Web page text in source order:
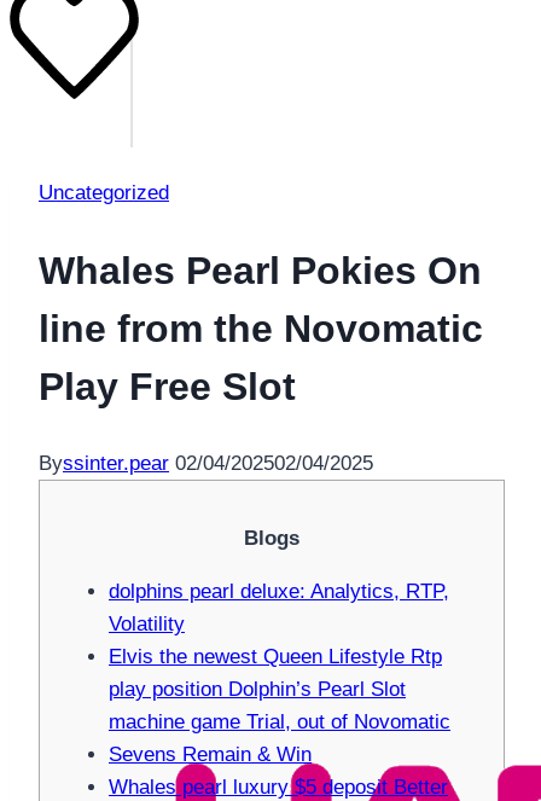
Uncategorized
Whales Pearl Pokies On
line from the Novomatic
Play Free Slot
Byssinter.pear 02/04/202502/04/2025
Blogs
dolphins pearl deluxe: Analytics, RTP,
Volatility
Elvis the newest Queen Lifestyle Rtp
play position Dolphin’s Pearl Slot
machine game Trial, out of Novomatic
Sevens Remain & Win
Whales pearl luxury $5 deposit Better